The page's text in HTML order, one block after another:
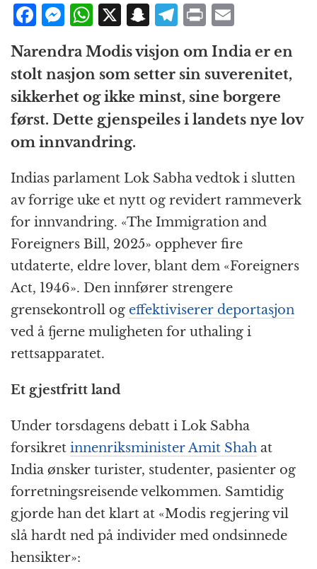
F
c
e
b
o
o
k
M
e
ss
e
n
g
e
r
W
h
at
s
A
p
p
X S
n
a
p
c
h
T
e
g
r
a
P
ri
n
t
m
ai
l
Narendra Modis visjon om India er en
stolt nasjon som setter sin suverenitet,
sikkerhet og ikke minst, sine borgere
først. Dette gjenspeiles i landets nye lov
om innvandring.
Indias parlament Lok Sabha vedtok i slutten
av forrige uke et nytt og revidert rammeverk
for innvandring. «The Immigration and
Foreigners Bill, 2025» opphever fire
utdaterte, eldre lover, blant dem «Foreigners
Act, 1946». Den innfører strengere
grensekontroll og effektiviserer deportasjon
ved å fjerne muligheten for uthaling i
rettsapparatet.
Et gjestfritt land
Under torsdagens debatt i Lok Sabha
forsikret innenriksminister Amit Shah at
India ønsker turister, studenter, pasienter og
forretningsreisende velkommen. Samtidig
gjorde han det klart at «Modis regjering vil
slå hardt ned på individer med ondsinnede
hensikter»: